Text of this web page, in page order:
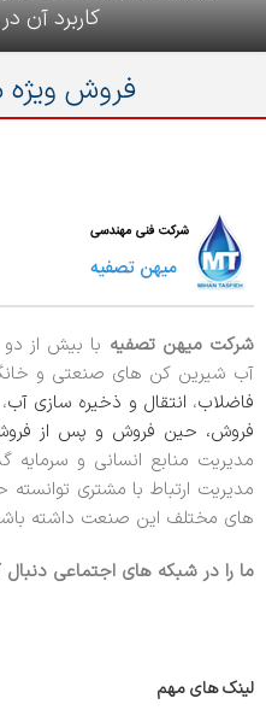
کاربرد آن
فروش
شرکت میهن تصفیه با بیش از
آب شیرین کن های صنعتی و
فاضلاب، انتقال و ذخیره سازی آب
فروش، حین فروش و پس از
مدیریت منابع انسانی و سرمایه
مدیریت ارتباط با مشتری
های مختلف این صنعت داشته
ما را در شبکه های اجتماعی دنبال
لینک های مهم